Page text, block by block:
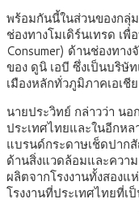
พร้อมกันนี้ในส่วนของกลุ่
ช่องทางโมเดิร์นเทรด เ
Consumer) ด้านช่องทา
ของ ดูนิ เอบี ซึ่งเป็นบริ
เมืองหลักทั่วภูมิภาคเอเชีย
นายประวิทย์ กล่าวว่า น
ประเทศไทยและในอีกห
แบรนด์กระดาษเช็ดปาก
ด้านสิ่งแวดล้อมและควา
ผลิตจากโรงงานทั้งสอง
โรงงานที่ประเทศไทยที่เ